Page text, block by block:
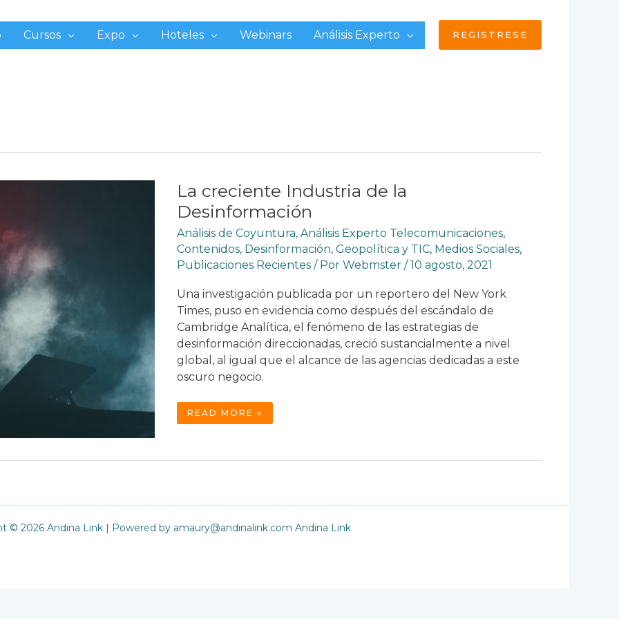
Cursos Expo Hoteles Webinars Análisis Experto REGISTRESE
La creciente Industria de la
Desinformación
Análisis de Coyuntura, Análisis Experto Telecomunicaciones,
Contenidos, Desinformación, Geopolítica y TIC, Medios Sociales,
Publicaciones Recientes / Por Webmster /10 agosto, 2021
Una investigación publicada por un reportero del New York
Times, puso en evidencia como después del escándalo de
Cambridge Analítica, el fenómeno de las estrategias de
desinformación direccionadas, creció sustancialmente a nivel
global, al igual que el alcance de las agencias dedicadas a este
oscuro negocio.
LA
READ MORE »
© 2026 Andina Link | Powered by amaury@andinalink.com Andina Link